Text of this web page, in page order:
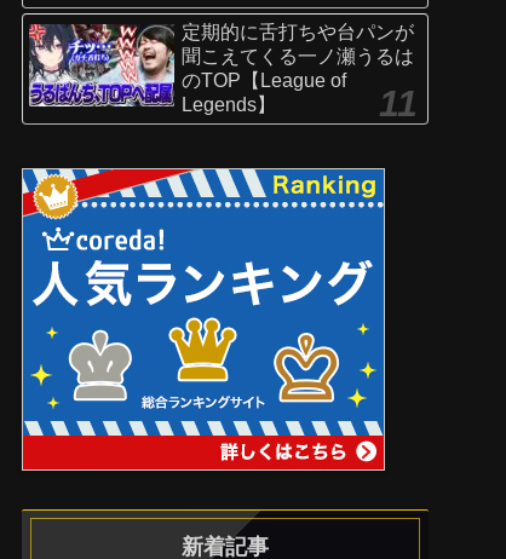
定期的に舌打ちや台パンが
聞こえてくる一ノ瀬うるは
のTOP【League of
Legends】
新着記事